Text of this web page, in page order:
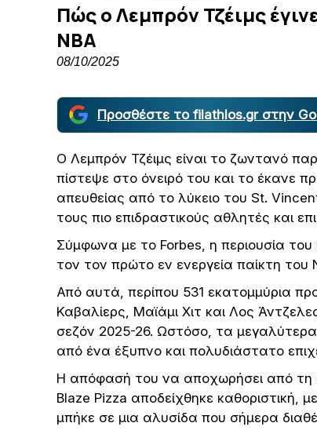
Πώς ο Λεμπρόν Τζέιμς
ΝΒΑ
08/10/2025
Προσθέστε το filathlos.gr στην
Ο Λεμπρόν Τζέιμς είναι το ζωντανό
πίστεψε στο όνειρό του και το έκανε
απευθείας από το λύκειο του St.
τους πιο επιδραστικούς αθλητές και
Σύμφωνα με το Forbes, η περιουσία
τον τον πρώτο εν ενεργεία παίκτη του
Από αυτά, περίπου 531 εκατομμύρια
Καβαλίερς, Μαϊάμι Χιτ και Λος
σεζόν 2025-26. Ωστόσο, τα
από ένα έξυπνο και πολυδιάστατο
Η απόφασή του να αποχωρήσει από τη
Blaze Pizza αποδείχθηκε καθοριστική,
μπήκε σε μια αλυσίδα που σήμερα